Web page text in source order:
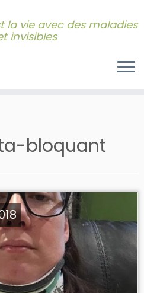
la vie avec des maladies
invisibles
bloquant